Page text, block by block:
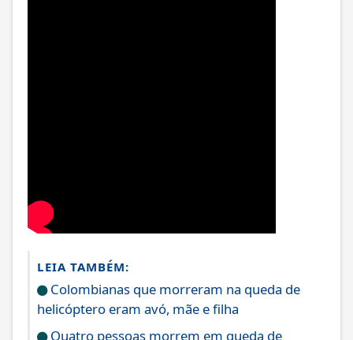
LEIA TAMBÉM:
Colombianas que morreram na queda de
helicóptero eram avó, mãe e filha
Quatro pessoas morrem em queda de